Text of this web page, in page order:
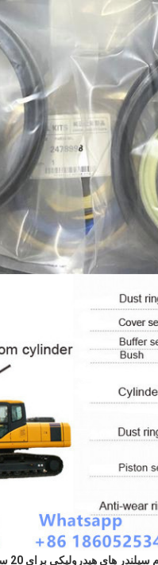
های هیدرولیکی برای 20 سال.